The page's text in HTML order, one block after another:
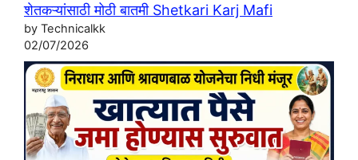
शेतकऱ्यांसाठी मोठी बातमी Shetkari Karj Mafi
by Technicalkk
02/07/2026